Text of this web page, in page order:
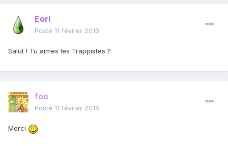
Eorl
Posté 11 février 2016
Salut ! Tu aimes les Trappistes ?
foo
Posté 11 février 2016
Merci